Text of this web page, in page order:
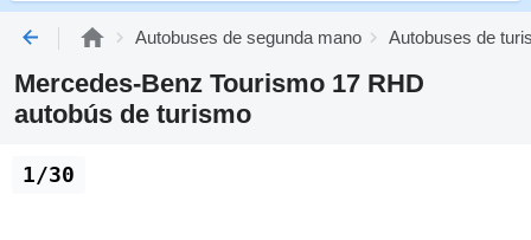
Autobuses de segunda mano Autobuses de
Mercedes-Benz Tourismo 17 RHD
autobús de turismo
1/30